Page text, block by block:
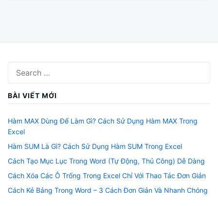
for:
BÀI VIẾT MỚI
Hàm MAX Dùng Để Làm Gì? Cách Sử Dụng Hàm MAX Trong
Excel
Hàm SUM Là Gì? Cách Sử Dụng Hàm SUM Trong Excel
Cách Tạo Mục Lục Trong Word (Tự Động, Thủ Công) Dễ Dàng
Cách Xóa Các Ô Trống Trong Excel Chỉ Với Thao Tác Đơn Giản
Cách Kẻ Bảng Trong Word – 3 Cách Đơn Giản Và Nhanh Chóng